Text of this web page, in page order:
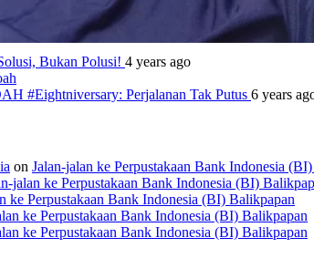
Bukan Polusi! 4 years ago
#Eightniversary: Perjalanan Tak Putus 6 years
on Jalan-jalan ke Perpustakaan Bank Indonesia
jalan ke Perpustakaan Bank Indonesia (BI)
ke Perpustakaan Bank Indonesia (BI) Balikpapan
ke Perpustakaan Bank Indonesia (BI) Balikpapan
ke Perpustakaan Bank Indonesia (BI) Balikpapan